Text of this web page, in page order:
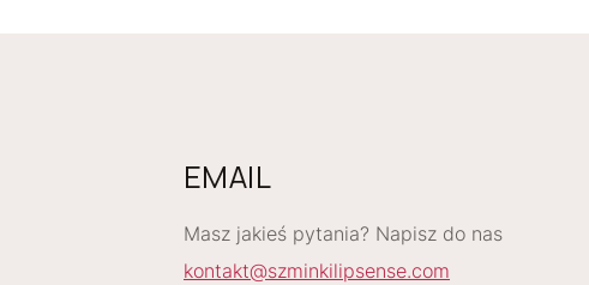
EMAIL
Masz jakieś pytania? Napisz do nas
kontakt@szminkilipsense.com